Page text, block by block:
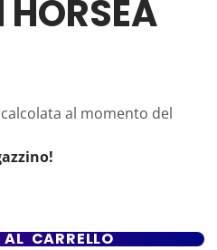
calcolata al momento del
CARRELLO